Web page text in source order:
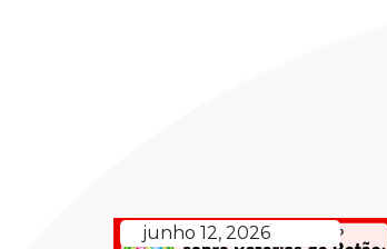
junho 12, 2026